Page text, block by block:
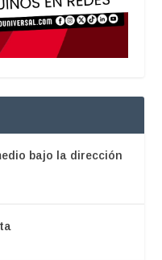
bajo la dirección